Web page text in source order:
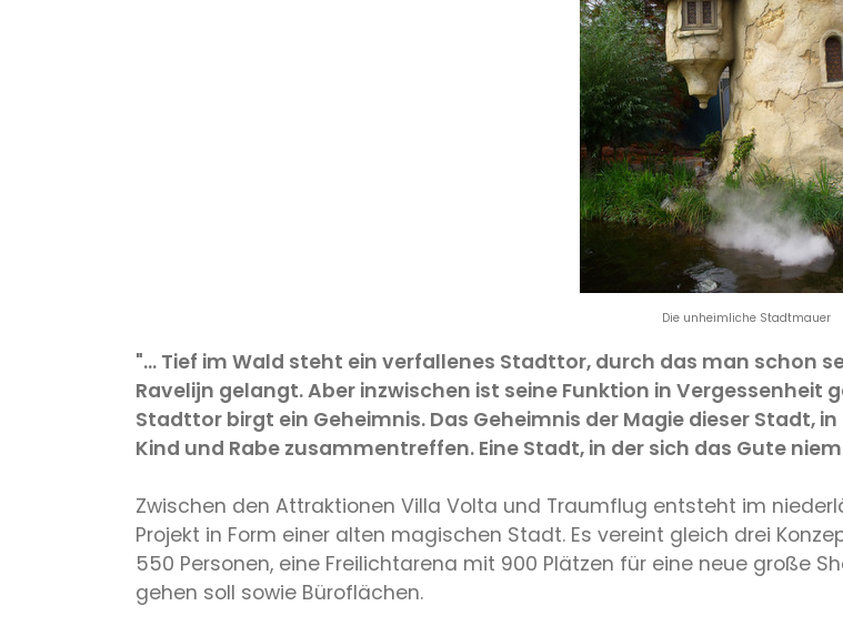
Die unheimliche Stadtmauer
"… Tief im Wald steht ein verfallenes Stadttor, durch das man schon
Ravelijn gelangt. Aber inzwischen ist seine Funktion in
Stadttor birgt ein Geheimnis. Das Geheimnis der Magie dieser Stadt,
Kind und Rabe zusammentreffen. Eine Stadt, in der sich das Gute
Zwischen den Attraktionen Villa Volta und Traumflug entsteht im
Projekt in Form einer alten magischen Stadt. Es vereint gleich drei
550 Personen, eine Freilichtarena mit 900 Plätzen für eine neue große
gehen soll sowie Büroflächen.